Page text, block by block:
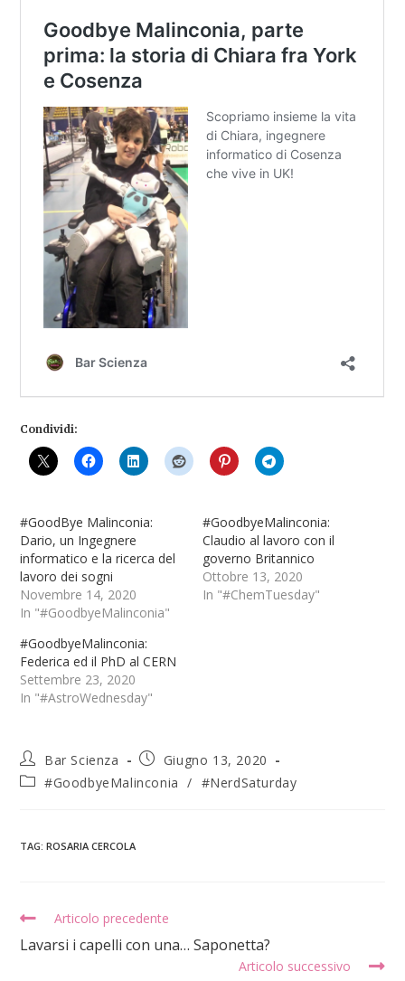
Condividi:
#GoodBye Malinconia:
Dario, un Ingegnere
informatico e la ricerca del
lavoro dei sogni
Novembre 14, 2020
In "#GoodbyeMalinconia"
#GoodbyeMalinconia:
Claudio al lavoro con il
governo Britannico
Ottobre 13, 2020
In "#ChemTuesday"
#GoodbyeMalinconia:
Federica ed il PhD al CERN
Settembre 23, 2020
In "#AstroWednesday"
Bar Scienza
Giugno 13, 2020
#GoodbyeMalinconia
/ #NerdSaturday
TAG:ROSARIA CERCOLA
Articolo precedente
Lavarsi i capelli con una… Saponetta?
Articolo successivo